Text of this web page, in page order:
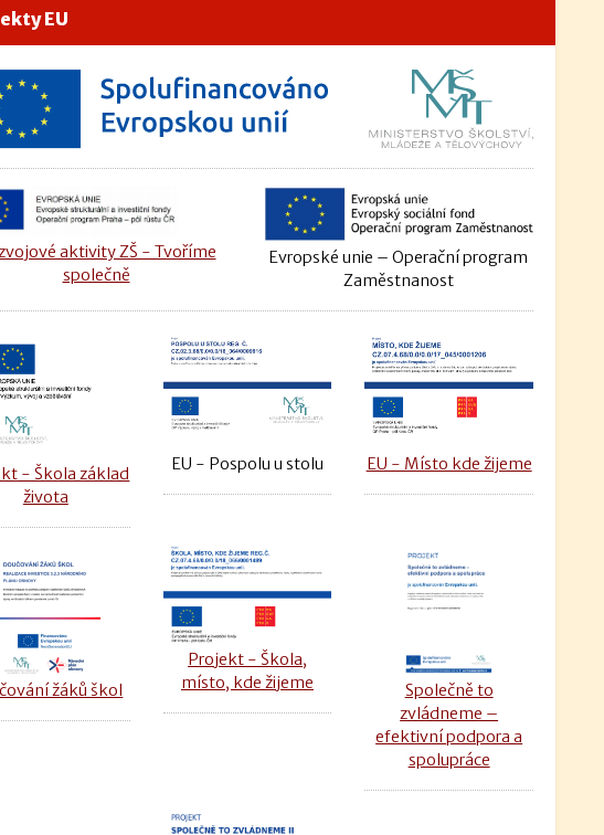
EU
aktivity ZŠ - Tvoříme
společně
Evropské unie – Operační program
Zaměstnanost
- Škola základ
života
EU - Pospolu u stolu EU - Místo kde žijeme
žáků škol
Projekt - Škola,
místo, kde žijeme
Společně to
zvládneme –
efektivní podpora a
spolupráce